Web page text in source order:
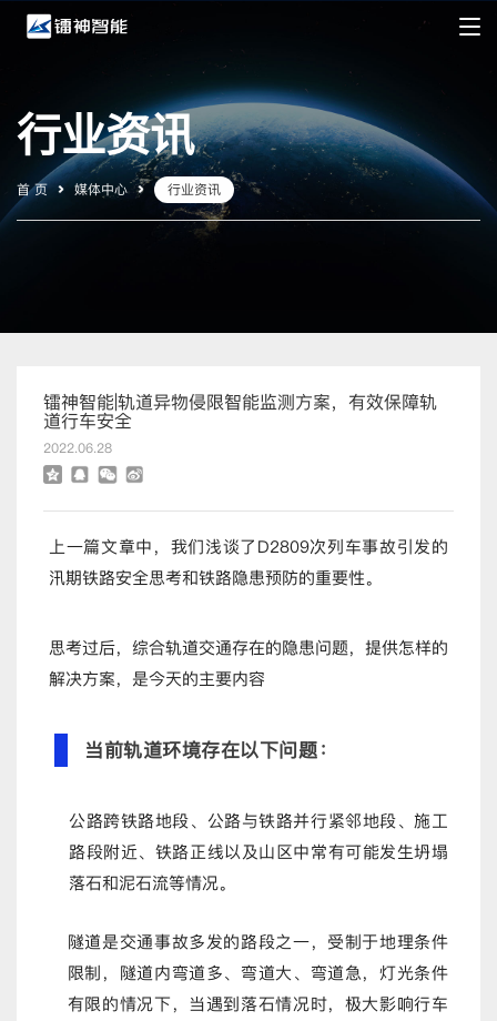
行业资讯
首 页 媒体中心 行业资讯
镭神智能|轨道异物侵限智能监测方案，有效保障轨
道行车安全
2022.06.28
上一篇文章中，我们浅谈了D2809次列车事故引发的
汛期铁路安全思考和铁路隐患预防的重要性。
思考过后，综合轨道交通存在的隐患问题，提供怎样的
解决方案，是今天的主要内容
当前轨道环境存在以下问题：
公路跨铁路地段、公路与铁路并行紧邻地段、施工
路段附近、铁路正线以及山区中常有可能发生坍塌
落石和泥石流等情况。
隧道是交通事故多发的路段之一，受制于地理条件
限制，隧道内弯道多、弯道大、弯道急，灯光条件
有限的情况下，当遇到落石情况时，极大影响行车